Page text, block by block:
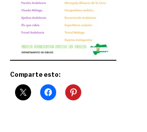
Comparte esto: